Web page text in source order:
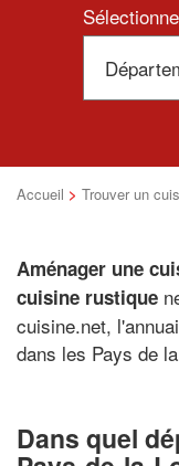
Accueil > Trouver un
Aménager une
cuisine rustique
cuisine.net,
dans les Pays de
Dans quel